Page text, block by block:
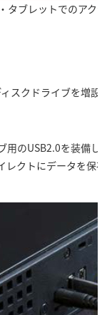
タブレットでのアクセ
スクドライブを増設
用のUSB2.0を装備し
レクトにデータを保